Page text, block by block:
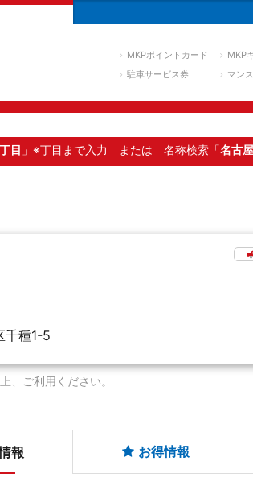
MKPポイントカード
MKP
駐車サービス券
マン
目 」※丁目まで入力 または 名称検索「名古
千種1-5
、ご利用ください。
報 お得情報